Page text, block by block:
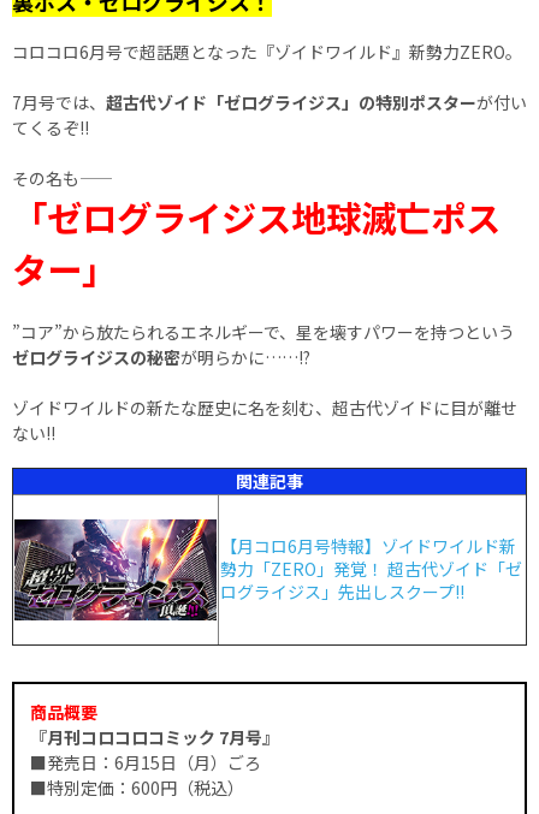
コロコロ6月号で超話題となった『ゾイドワイルド』新勢力ZERO。
7月号では、 超古代ゾイド「ゼログライジス」の特別ポスターが付い
てくるぞ!!
その名も――
「ゼログライジス地球滅亡ポス
ター」
”コア”から放たられるエネルギーで、星を壊すパワーを持つという
ゼログライジスの秘密が明らかに……!?
ゾイドワイルドの新たな歴史に名を刻む、超古代ゾイドに目が離せ
ない!!
関連記事
【月コロ6月号特報】ゾイドワイルド新
勢力「ZERO」発覚！ 超古代ゾイド「ゼ
ログライジス」先出しスクープ!!
商品概要
『月刊コロコロコミック 7月号』
■発売日：6月15日（月）ごろ
■特別定価：600円（税込）